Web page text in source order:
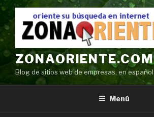
Ir
contenido
ZONAORIENTE.COM
Blog de sitios web de empresas, en español
Menú